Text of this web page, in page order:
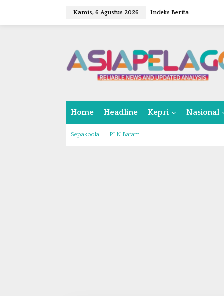
w
Kamis, 6 Agustus 2026 Indeks Berita
Home Headline Kepri Nasional
Sepakbola PLN Batam